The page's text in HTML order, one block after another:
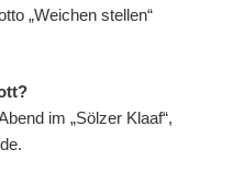
„Weichen stellen“
im „Sölzer Klaaf“,